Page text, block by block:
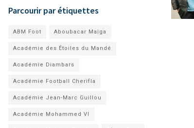
Parcourir par étiquettes
ABM Foot Aboubacar Maiga
Académie des Étoiles du Mandé
Académie Diambars
Académie Football Cherifla
Académie Jean-Marc Guillou
Académie Mohammed VI